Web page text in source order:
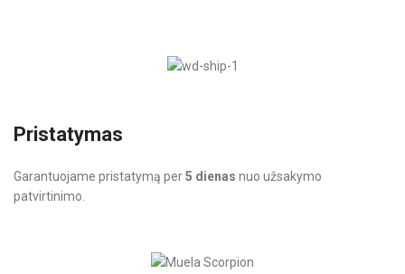
Pristatymas
Garantuojame pristatymą per5 dienas nuo užsakymo
patvirtinimo.